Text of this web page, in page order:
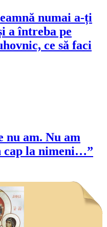
numai a-ți
a întreba pe
ce să faci
nu am. Nu am
cap la nimeni…”